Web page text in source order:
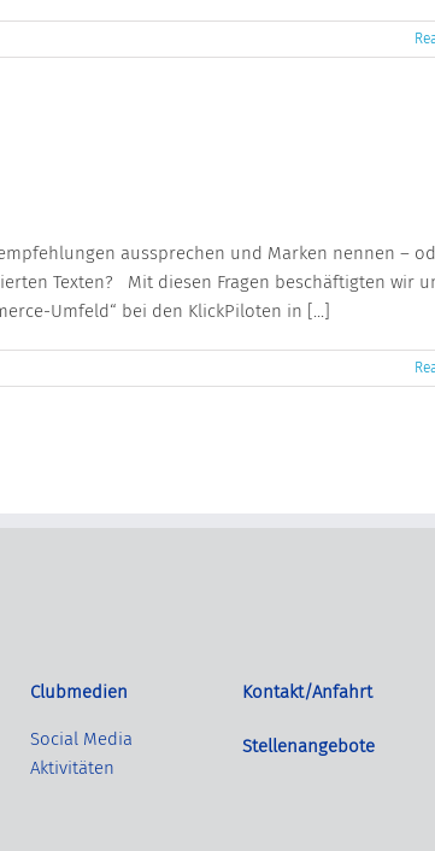
aussprechen und Marken nennen –
Texten? Mit diesen Fragen beschäftigten wir
Umfeld“ bei den KlickPiloten in [...]
Clubmedien
Social Media
Aktivitäten
Kontakt/Anfahrt
Stellenangebote